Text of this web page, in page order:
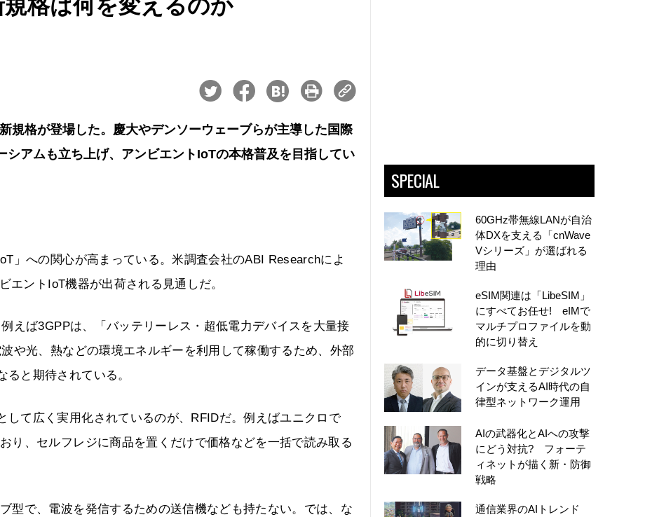
格は何を変えるのか
規格が登場した。慶大やデンソーウェーブらが主導した国際
アムも立ち上げ、アンビエントIoTの本格普及を目指してい
」への関心が高まっている。米調査会社のABI Researchによ
エントIoT機器が出荷される見通しだ。
えば3GPPは、「バッテリーレス・超低電力デバイスを大量接
や光、熱などの環境エネルギーを利用して稼働するため、外部
と期待されている。
して広く実用化されているのが、RFIDだ。例えばユニクロで
り、セルフレジに商品を置くだけで価格などを一括で読み取る
型で、電波を発信するための送信機なども持たない。では、な
SPECIAL
60GHz帯無線LANが自治
体DXを支える「cnWave
Vシリーズ」が選ばれる
理由
eSIM関連は「LibeSIM」
にすべてお任せ! eIMで
マルチプロファイルを動
的に切り替え
データ基盤とデジタルツ
インが支えるAI時代の自
律型ネットワーク運用
AIの武器化とAIへの攻撃
にどう対抗? フォーテ
ィネットが描く新・防御
戦略
通信業界のAIトレンド